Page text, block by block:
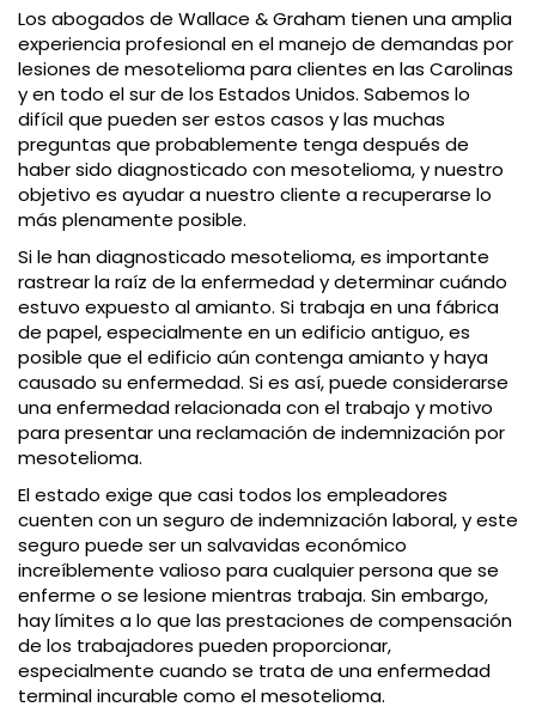
Los abogados de Wallace & Graham tienen una amplia
experiencia profesional en el manejo de demandas por
lesiones de mesotelioma para clientes en las Carolinas
y en todo el sur de los Estados Unidos. Sabemos lo
difícil que pueden ser estos casos y las muchas
preguntas que probablemente tenga después de
haber sido diagnosticado con mesotelioma, y nuestro
objetivo es ayudar a nuestro cliente a recuperarse lo
más plenamente posible.
Si le han diagnosticado mesotelioma, es importante
rastrear la raíz de la enfermedad y determinar cuándo
estuvo expuesto al amianto. Si trabaja en una fábrica
de papel, especialmente en un edificio antiguo, es
posible que el edificio aún contenga amianto y haya
causado su enfermedad. Si es así, puede considerarse
una enfermedad relacionada con el trabajo y motivo
para presentar una reclamación de indemnización por
mesotelioma.
El estado exige que casi todos los empleadores
cuenten con un seguro de indemnización laboral, y este
seguro puede ser un salvavidas económico
increíblemente valioso para cualquier persona que se
enferme o se lesione mientras trabaja. Sin embargo,
hay límites a lo que las prestaciones de compensación
de los trabajadores pueden proporcionar,
especialmente cuando se trata de una enfermedad
terminal incurable como el mesotelioma.